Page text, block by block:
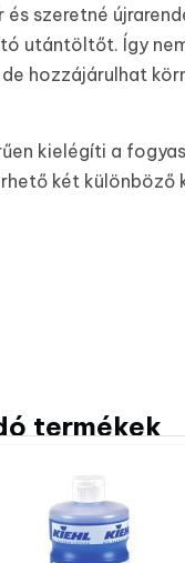
szeretné
utántöltőt. Így
hozzájárulhat
kielégíti a
két különböző
termékek